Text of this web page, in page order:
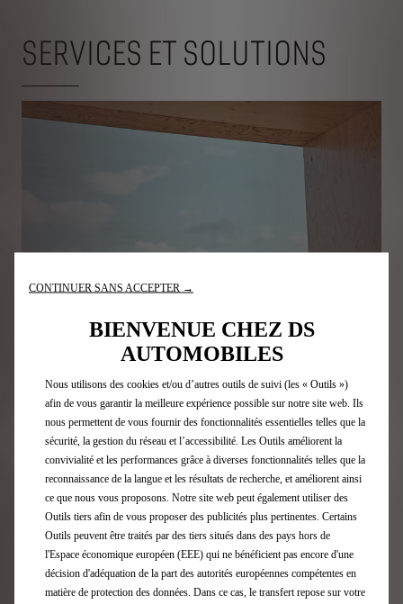
SERVICES ET SOLUTIONS
Tirez le meilleur parti de votre DS électrique, avec :
Une gamme complète de solutions de charge et
d'accessoires adaptés à votre style de vie.
L'installation d'un chargeur mural à votre domicile pour une
charge facile.
Des services de mobilité : du véhicule de remplacement/de
CONTINUER SANS ACCEPTER →
BIENVENUE CHEZ DS
AUTOMOBILES
Nous utilisons des cookies et/ou d’autres outils de suivi (les « Outils »)
afin de vous garantir la meilleure expérience possible sur notre site web. Ils
nous permettent de vous fournir des fonctionnalités essentielles telles que la
sécurité, la gestion du réseau et l’accessibilité. Les Outils améliorent la
convivialité et les performances grâce à diverses fonctionnalités telles que la
reconnaissance de la langue et les résultats de recherche, et améliorent ainsi
ce que nous vous proposons. Notre site web peut également utiliser des
Outils tiers afin de vous proposer des publicités plus pertinentes. Certains
Outils peuvent être traités par des tiers situés dans des pays hors de
l'Espace économique européen (EEE) qui ne bénéficient pas encore d'une
décision d'adéquation de la part des autorités européennes compétentes en
matière de protection des données. Dans ce cas, le transfert repose sur votre